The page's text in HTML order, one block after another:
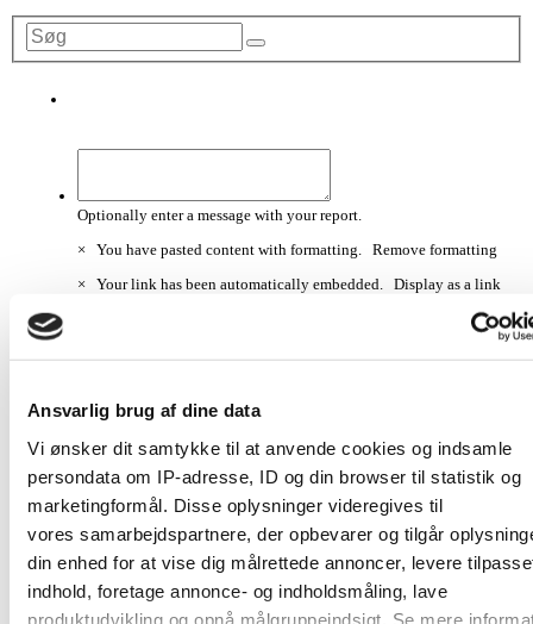
Ansvarlig brug af dine data
Vi ønsker dit samtykke til at anvende cookies og indsamle
persondata om IP-adresse, ID og din browser til statistik og
marketingformål. Disse oplysninger videregives til
vores samarbejdspartnere, der opbevarer og tilgår
din enhed for at vise dig målrettede annoncer, levere
indhold, foretage annonce- og indholdsmåling, lave
produktudvikling og opnå målgruppeindsigt. Se mere
Optionally enter a message with your report.
× You have pasted content with formatting. Remove formatting
× Your link has been automatically embedded. Display as a link
Desktop
Phone
Security Check
Submit Report